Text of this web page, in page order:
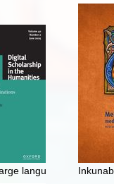
language models